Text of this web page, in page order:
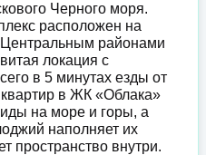
Черного моря.
расположен на
районами
локация с
в 5 минутах езды от
в ЖК «Облака»
на море и горы, а
наполняет их
пространство внутри.